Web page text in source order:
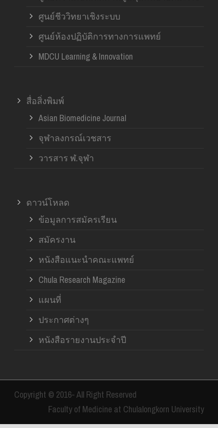
ศูนย์ชีววิทยาเชิงระบบ
ศูนย์ห้องปฏิบัติการทางการแพทย์
MDCU Learning & Innovation
สื่อสิ่งพิมพ์
Asian Biomedicine Journal
จุฬาลงกรณ์เวชสาร
วารสาร ฬ.จุฬา
ดาวน์โหลด
ข้อมูลการสมัครเรียน
สมัครงาน
หนังสือแนะนำคณะแพทย์
Chula Research Magazine
แผนที่
ประกาศต่างๆ
หนังสือรายงานประจำปี
Copyright © 2016- All Right Reserved
Faculty of Medicine at Chulalongkorn University